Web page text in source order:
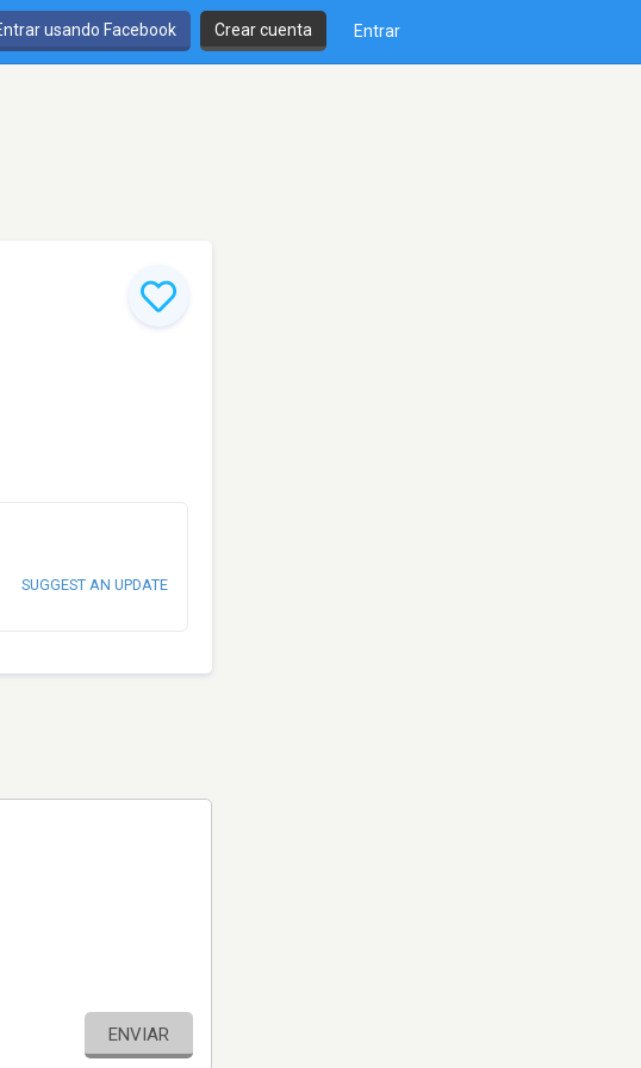
usando Facebook Crear cuenta Entrar
SUGGEST AN UPDATE
ENVIAR